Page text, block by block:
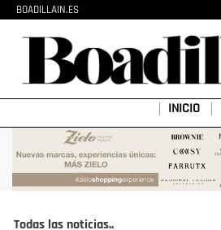
BOADILLAIN.ES
INICIO
Todas las noticias..